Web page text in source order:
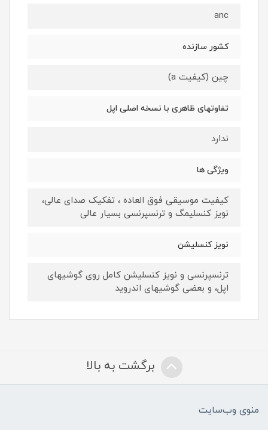
anc
کشور سازنده
چین (کیفیت a)
تفاوتهای ظاهری با نسخه اصلی اپل
ندارد
ویژگی ها
کیفیت موسیقی فوق العاده ، تفکیک صدای عالی،
نویز کنسلیمگ و ترنسپرنسی بسیار عالی
نویز کنسلیشن
ترنسپرنسی و نویز کنسلیشن کامل روی گوشیهای
اپل، و بعضی گوشیهای اندروید
برگشت به بالا
منوی وب‌سایت